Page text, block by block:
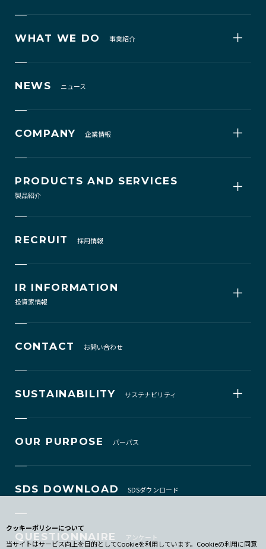
クッキーポリシーについて
当サイトはサービス向上を目的としてCookieを利用しています。Cookieの利用に同意
WHAT WE DO 事業紹介
NEWS ニュース
COMPANY 企業情報
PRODUCTS AND SERVICES
製品紹介
RECRUIT 採用情報
IR INFORMATION
投資家情報
CONTACT お問い合わせ
SUSTAINABILITY サステナビリティ
OUR PURPOSE パーパス
SDS DOWNLOAD SDSダウンロード
QUESTIONNAIRE アンケート